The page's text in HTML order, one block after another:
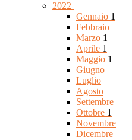
2022
Gennaio 1
Febbraio
Marzo 1
Aprile 1
Maggio 1
Giugno
Luglio
Agosto
Settembre
Ottobre 1
Novembre
Dicembre